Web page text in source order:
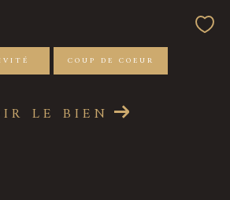
COUP DE COEUR
LE BIEN